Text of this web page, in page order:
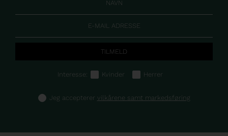
Interesse: Kvinder Herrer
Jeg accepterer vilkårene samt markedsføring